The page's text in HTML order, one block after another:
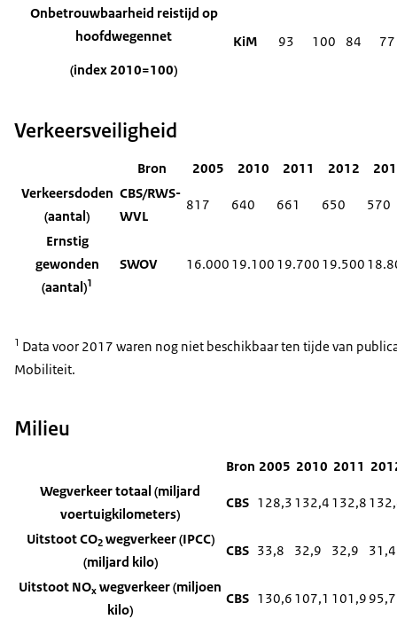
Onbetrouwbaarheid reistijd op
hoofdwegennet
(index 2010=100)
KiM 93 100 84 77
Verkeersveiligheid
Bron 2005 2010 2011 2012
Verkeersdoden
(aantal)
CBS/RWS-
WVL
817 640 661 650 570
Ernstig
gewonden
(aantal)1
SWOV 16.000 19.100 19.700 19.500
1 Data voor 2017 waren nog niet beschikbaar ten tijde van
Mobiliteit.
Milieu
Bron 2005 2010 2011
Wegverkeer totaal (miljard
voertuigkilometers)
CBS 128,3 132,4 132,8
Uitstoot CO2wegverkeer (IPCC)
(miljard kilo)
CBS 33,8 32,9 32,9 31,4
Uitstoot NOx wegverkeer (miljoen
kilo)
CBS 130,6 107,1 101,9 95,7